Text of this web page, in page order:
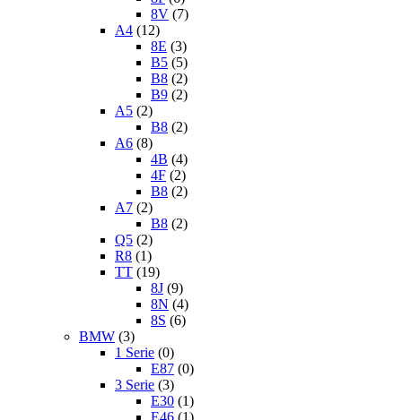
8V (7)
A4 (12)
8E (3)
B5 (5)
B8 (2)
B9 (2)
A5 (2)
B8 (2)
A6 (8)
4B (4)
4F (2)
B8 (2)
A7 (2)
B8 (2)
Q5 (2)
R8 (1)
TT (19)
8J (9)
8N (4)
8S (6)
BMW (3)
1 Serie (0)
E87 (0)
3 Serie (3)
E30 (1)